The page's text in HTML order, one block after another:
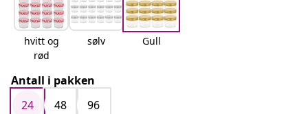
hvitt og
rød
sølv Gull
Antall i pakken
24
48 96